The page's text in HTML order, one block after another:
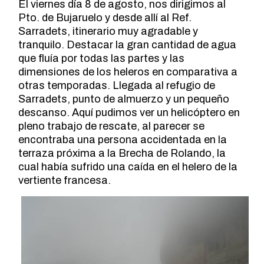
El viernes día 8 de agosto, nos dirigimos al
Pto. de Bujaruelo y desde allí al Ref.
Sarradets, itinerario muy agradable y
tranquilo. Destacar la gran cantidad de agua
que fluía por todas las partes y las
dimensiones de los heleros en comparativa a
otras temporadas. Llegada al refugio de
Sarradets, punto de almuerzo y un pequeño
descanso. Aquí pudimos ver un helicóptero en
pleno trabajo de rescate, al parecer se
encontraba una persona accidentada en la
terraza próxima a la Brecha de Rolando, la
cual había sufrido una caída en el helero de la
vertiente francesa.